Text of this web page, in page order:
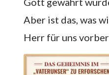
Aber ist das, was
Herr für uns